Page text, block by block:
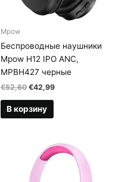
Mpow
Беспроводные наушники
Mpow H12 IPO ANC,
MPBH427 черные
€52,60 Первоначальная
составляла
€52,60.
€42,99Текущая
В корзину